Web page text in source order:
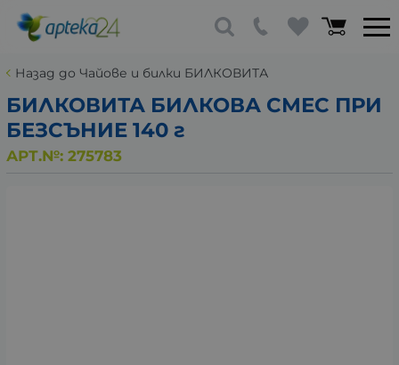
Назад до Чайове и билки БИЛКОВИТА
БИЛКОВИТА БИЛКОВА СМЕС ПРИ
БЕЗСЪНИЕ 140 г
АРТ.№: 275783